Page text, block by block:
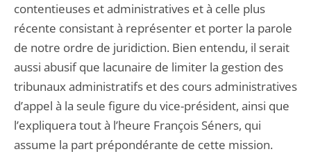
contentieuses et administratives et à celle plus
récente consistant à représenter et porter la parole
de notre ordre de juridiction. Bien entendu, il serait
aussi abusif que lacunaire de limiter la gestion des
tribunaux administratifs et des cours administratives
d’appel à la seule figure du vice-président, ainsi que
l’expliquera tout à l’heure François Séners, qui
assume la part prépondérante de cette mission.